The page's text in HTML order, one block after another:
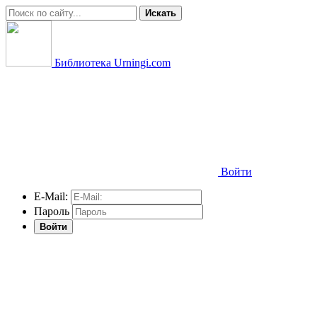
Искать
Библиотека Urningi.com
Войти
E-Mail:
Пароль
Войти